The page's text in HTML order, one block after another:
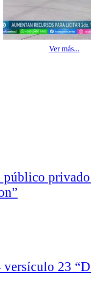
Ver más...
23